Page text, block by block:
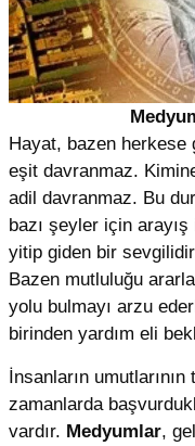
Hayat, bazen
eşit davranmaz.
adil davranmaz. Bu
bazı şeyler için
yitip giden bir
Bazen mutluluğu
yolu bulmayı arzu
birinden yardım eli
İnsanların
zamanlarda
vardır. Medyumlar,